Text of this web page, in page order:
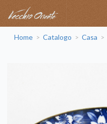
Home > Catalogo > Casa >